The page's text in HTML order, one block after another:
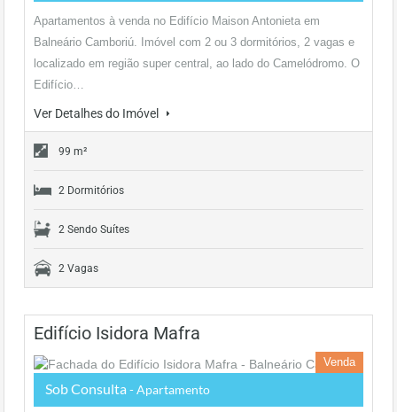
Apartamentos à venda no Edifício Maison Antonieta em
Balneário Camboriú. Imóvel com 2 ou 3 dormitórios, 2 vagas e
localizado em região super central, ao lado do Camelódromo. O
Edifício…
Ver Detalhes do Imóvel
99 m²
2 Dormitórios
2 Sendo Suítes
2 Vagas
Edifício Isidora Mafra
Venda
Sob Consulta - Apartamento